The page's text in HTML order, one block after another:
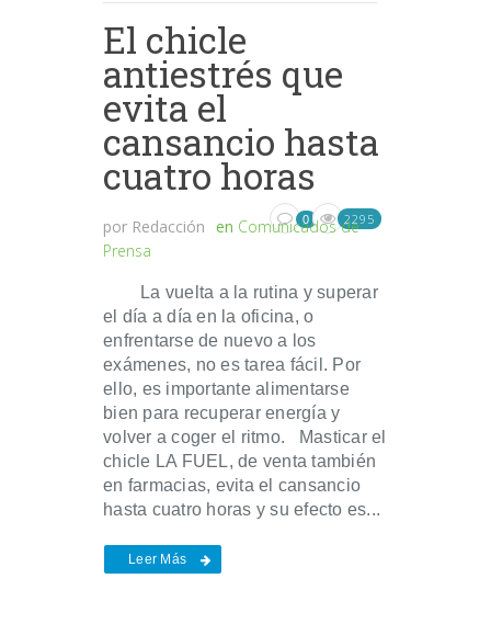
El chicle
antiestrés que
evita el
cansancio hasta
cuatro horas
por Redacción en Comunicados de
Prensa
0 2295
La vuelta a la rutina y superar
el día a día en la oficina, o
enfrentarse de nuevo a los
exámenes, no es tarea fácil. Por
ello, es importante alimentarse
bien para recuperar energía y
volver a coger el ritmo. Masticar el
chicle LA FUEL, de venta también
en farmacias, evita el cansancio
hasta cuatro horas y su efecto es...
Leer Más